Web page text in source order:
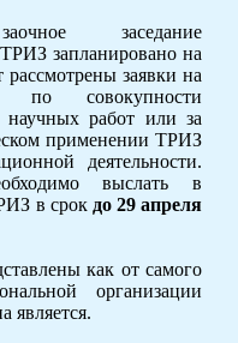
заседание
запланировано на
заявки на
по совокупности
научных работ или за
применении ТРИЗ
деятельности.
выслать в
в срок до 29 апреля
как от самого
организации
является.